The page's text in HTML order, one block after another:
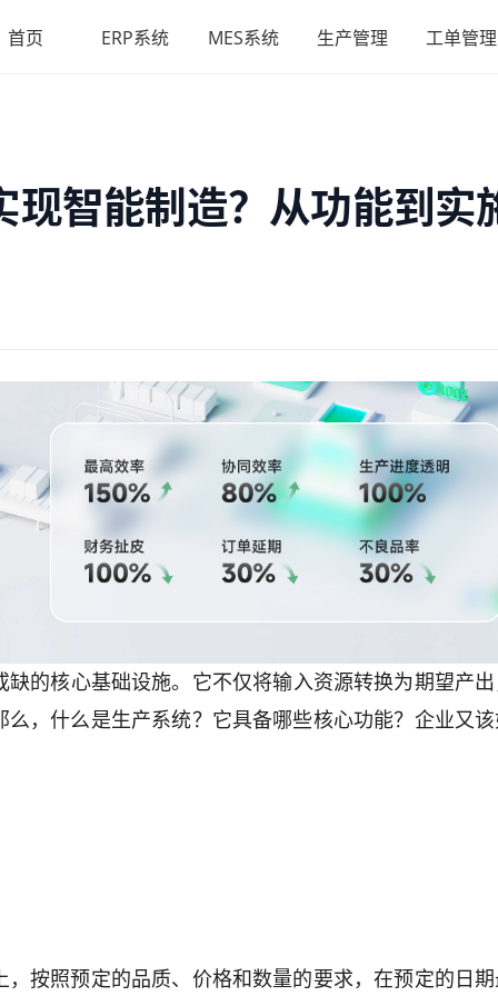
首页 ERP系统 MES系统 生产管理 工单管理
现智能制造？从功能到实
缺的核心基础设施。它不仅将输入资源转换为期望产
，什么是生产系统？它具备哪些核心功能？企业又
按照预定的品质、价格和数量的要求，在预定的日